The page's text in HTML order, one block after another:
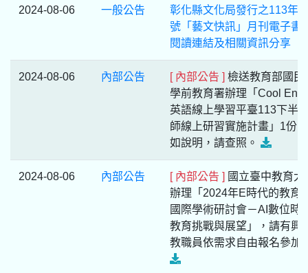
2024-08-06 一般公告
彰化縣文化局發行之113年8
號「藝文快訊」月刊電子書
閱讀連結及相關資訊分享
2024-08-06 內部公告 [ 內部公告 ] 檢送教育部國民
學前教育署辦理「Cool
英語線上學習平臺113下半
師線上研習實施計畫」1份
如說明，請查照。
2024-08-06 內部公告 [ 內部公告 ] 國立臺中教育大
辦理「2024年E時代的教育
國際學術研討會－AI數位時
教育挑戰與展望」，請有興
教職員依需求自由報名參加